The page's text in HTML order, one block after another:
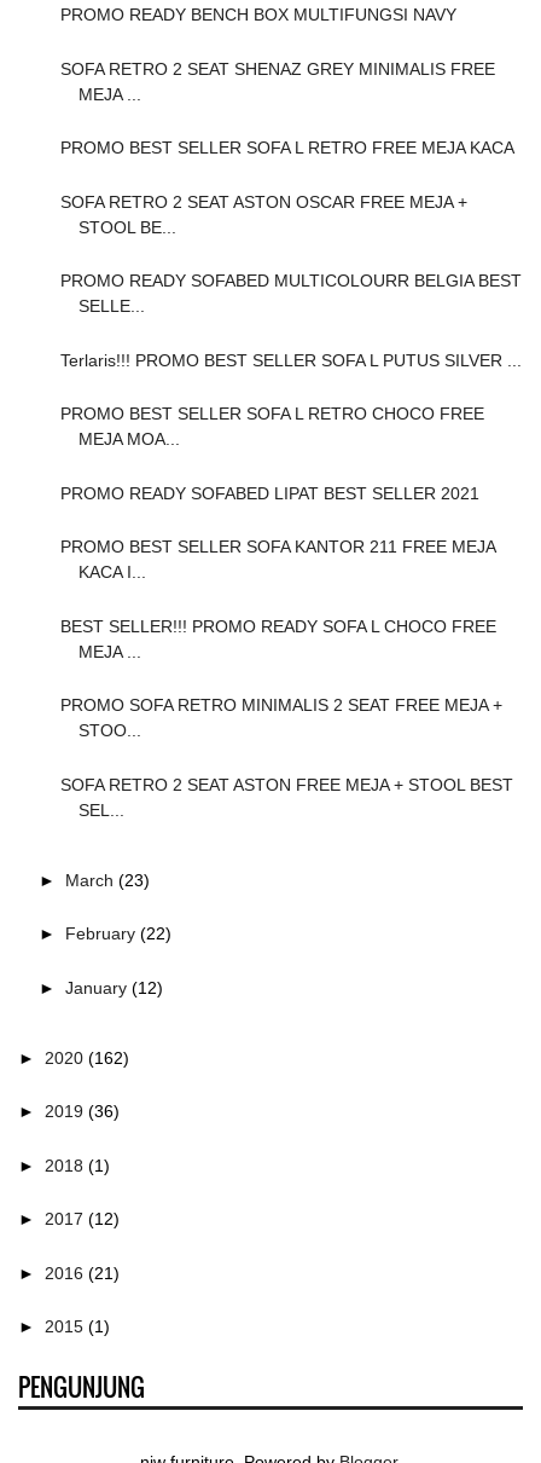
PROMO READY BENCH BOX MULTIFUNGSI NAVY
SOFA RETRO 2 SEAT SHENAZ GREY MINIMALIS FREE
MEJA ...
PROMO BEST SELLER SOFA L RETRO FREE MEJA KACA
SOFA RETRO 2 SEAT ASTON OSCAR FREE MEJA +
STOOL BE...
PROMO READY SOFABED MULTICOLOURR BELGIA BEST
SELLE...
Terlaris!!! PROMO BEST SELLER SOFA L PUTUS SILVER ...
PROMO BEST SELLER SOFA L RETRO CHOCO FREE
MEJA MOA...
PROMO READY SOFABED LIPAT BEST SELLER 2021
PROMO BEST SELLER SOFA KANTOR 211 FREE MEJA
KACA I...
BEST SELLER!!! PROMO READY SOFA L CHOCO FREE
MEJA ...
PROMO SOFA RETRO MINIMALIS 2 SEAT FREE MEJA +
STOO...
SOFA RETRO 2 SEAT ASTON FREE MEJA + STOOL BEST
SEL...
► March (23)
► February (22)
► January (12)
► 2020 (162)
► 2019 (36)
► 2018 (1)
► 2017 (12)
► 2016 (21)
► 2015 (1)
PENGUNJUNG